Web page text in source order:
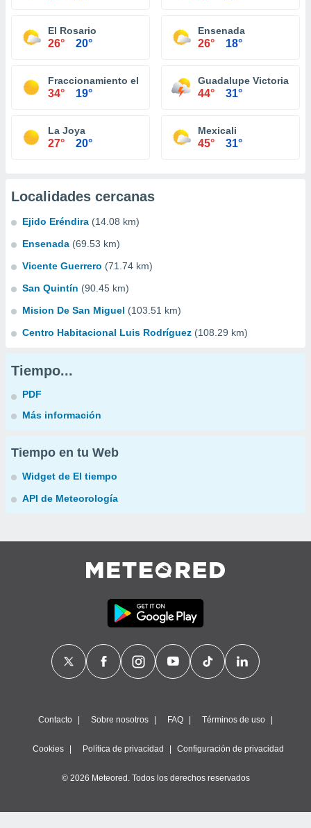
El Rosario
26° 20°
Ensenada
26° 18°
Fraccionamiento el Niño
34° 19°
Guadalupe Victoria
44° 31°
La Joya
27° 20°
Mexicali
45° 31°
Localidades cercanas
Ejido Eréndira (14.08 km)
Ensenada (69.53 km)
Vicente Guerrero (71.74 km)
San Quintín (90.45 km)
Mision De San Miguel (103.51 km)
Centro Habitacional Luis Rodríguez (108.29 km)
Tiempo...
PDF
Más información
Tiempo en tu Web
Widget de El tiempo
API de Meteorología
Contacto Sobre nosotros FAQ Términos de uso
Cookies Política de privacidad Configuración de privacidad
© 2026 Meteored. Todos los derechos reservados